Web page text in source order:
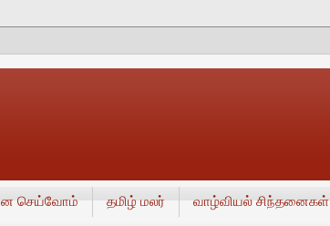
செய்வோம் தமிழ் மலர் வாழ்வியல் சிந்தனைகள்